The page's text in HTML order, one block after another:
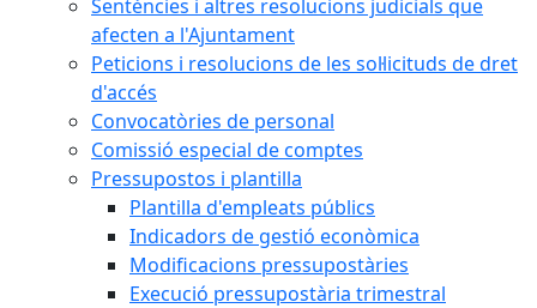
Sentències i altres resolucions judicials que
afecten a l'Ajuntament
Peticions i resolucions de les sol·licituds de dret
d'accés
Convocatòries de personal
Comissió especial de comptes
Pressupostos i plantilla
Plantilla d'empleats públics
Indicadors de gestió econòmica
Modificacions pressupostàries
Execució pressupostària trimestral